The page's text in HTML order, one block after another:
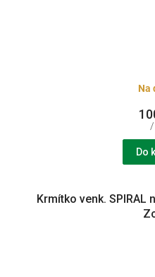
Na
Do
Krmítko venk. SPIRAL